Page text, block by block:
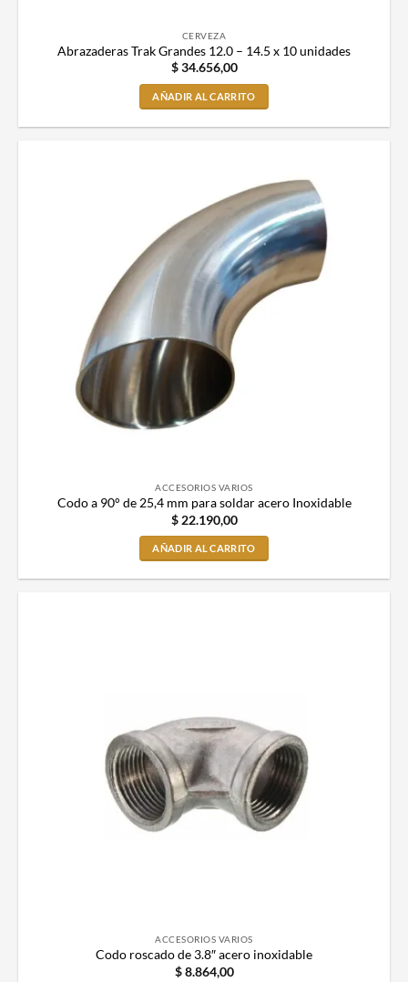
CERVEZA
Abrazaderas Trak Grandes 12.0 – 14.5 x 10 unidades
$34.656,00
AÑADIR AL CARRITO
ACCESORIOS VARIOS
Codo a 90° de 25,4 mm para soldar acero Inoxidable
$22.190,00
AÑADIR AL CARRITO
ACCESORIOS VARIOS
Codo roscado de 3.8″ acero inoxidable
$8.864,00